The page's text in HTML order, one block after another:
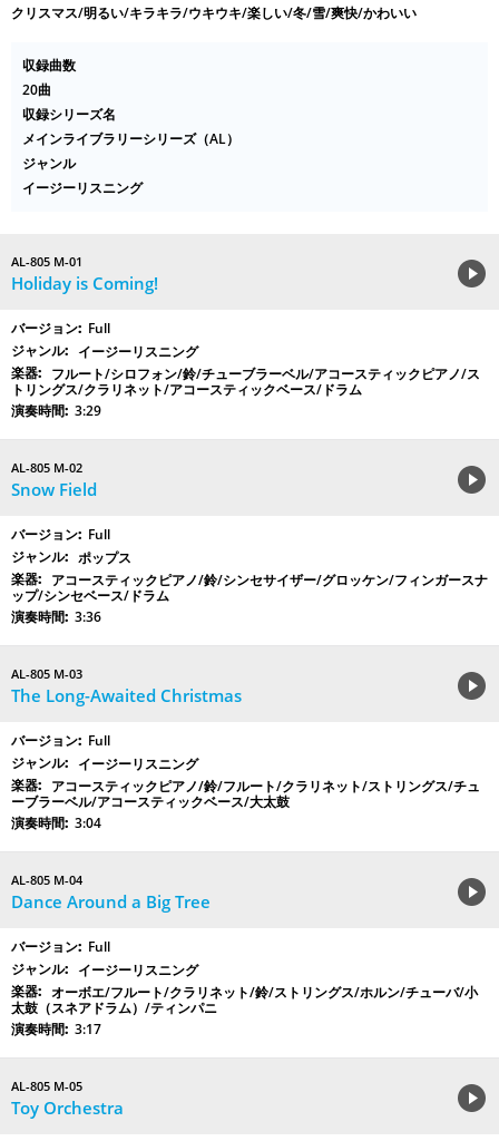
クリスマス/明るい/キラキラ/ウキウキ/楽しい/冬/雪/爽快/かわいい
収録曲数
20曲
収録シリーズ名
メインライブラリーシリーズ（AL）
ジャンル
イージーリスニング
AL-805 M-01
Holiday is Coming!
Full
イージーリスニング
フルート/シロフォン/鈴/チューブラーベル/アコースティックピアノ/ス
トリングス/クラリネット/アコースティックベース/ドラム
3:29
AL-805 M-02
Snow Field
Full
ポップス
アコースティックピアノ/鈴/シンセサイザー/グロッケン/フィンガースナ
ップ/シンセベース/ドラム
3:36
AL-805 M-03
The Long-Awaited Christmas
Full
イージーリスニング
アコースティックピアノ/鈴/フルート/クラリネット/ストリングス/チュ
ーブラーベル/アコースティックベース/大太鼓
3:04
AL-805 M-04
Dance Around a Big Tree
Full
イージーリスニング
オーボエ/フルート/クラリネット/鈴/ストリングス/ホルン/チューバ/小
太鼓（スネアドラム）/ティンパニ
3:17
AL-805 M-05
Toy Orchestra